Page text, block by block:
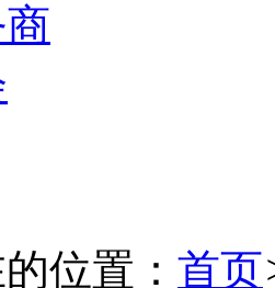
位置： 首页